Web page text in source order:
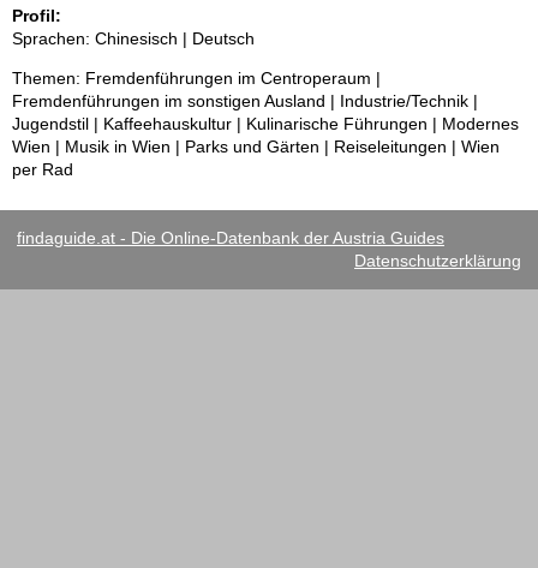
Profil:
Sprachen: Chinesisch | Deutsch
Themen: Fremdenführungen im Centroperaum |
Fremdenführungen im sonstigen Ausland | Industrie/Technik |
Jugendstil | Kaffeehauskultur | Kulinarische Führungen | Modernes
Wien | Musik in Wien | Parks und Gärten | Reiseleitungen | Wien
per Rad
findaguide.at - Die Online-Datenbank der Austria Guides
Datenschutzerklärung